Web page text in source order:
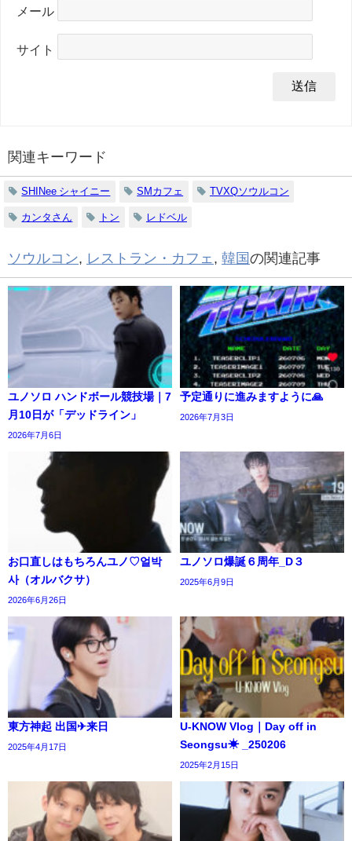
メール
サイト
関連キーワード
SHINee シャイニー SMカフェ TVXQソウルコン
カンタさん トン レドベル
ソウルコン, レストラン・カフェ , 韓国の関連記事
ユノソロ ハンドボール競技場｜7
月10日が「デッドライン」
2026年7月6日
予定通りに進みますように🙏
2026年7月3日
お口直しはもちろんユノ♡얼박
사（オルバクサ）
2026年6月26日
ユノソロ爆誕６周年_D３
2025年6月9日
東方神起 出国✈来日
2025年4月17日
U-KNOW Vlog｜Day off in
Seongsu☀ _250206
2025年2月15日